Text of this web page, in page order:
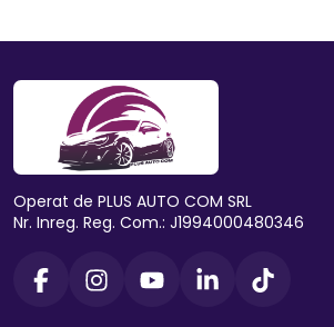
Operat de PLUS AUTO COM SRL
Nr. Inreg. Reg. Com.: J1994000480346